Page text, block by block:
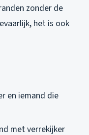
zonder de
het is ook
en iemand die
met verrekijker